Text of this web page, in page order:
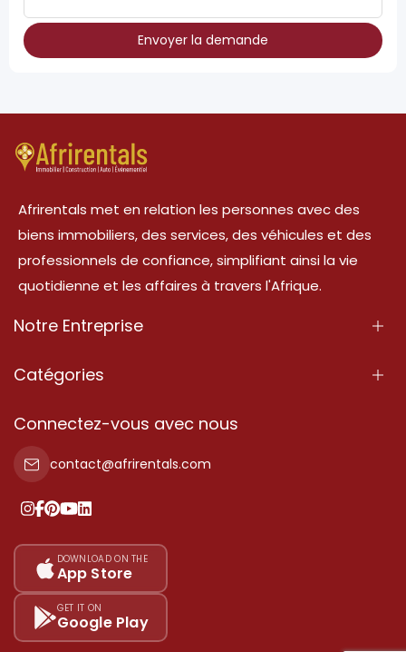
Envoyer la demande
Afrirentals met en relation les personnes avec des
biens immobiliers, des services, des véhicules et des
professionnels de confiance, simplifiant ainsi la vie
quotidienne et les affaires à travers l'Afrique.
Notre Entreprise
À Propos
Conditions d'Utilisation
Politique de Confidentialité
Nos tarifs
Plan du site
Catégories
Propriété
Propriété à vendre
Propriété à louer
Ajoutez votre témoignage
Connectez-vous avec nous
contact@afrirentals.com
DOWNLOAD ON THE
App Store
GET IT ON
Google Play